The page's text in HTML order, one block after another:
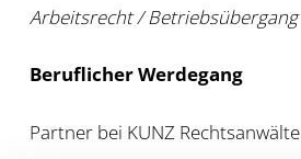
Arbeitsrecht / Betriebsübergang
Beruflicher Werdegang
Partner bei KUNZ Rechtsanwälte